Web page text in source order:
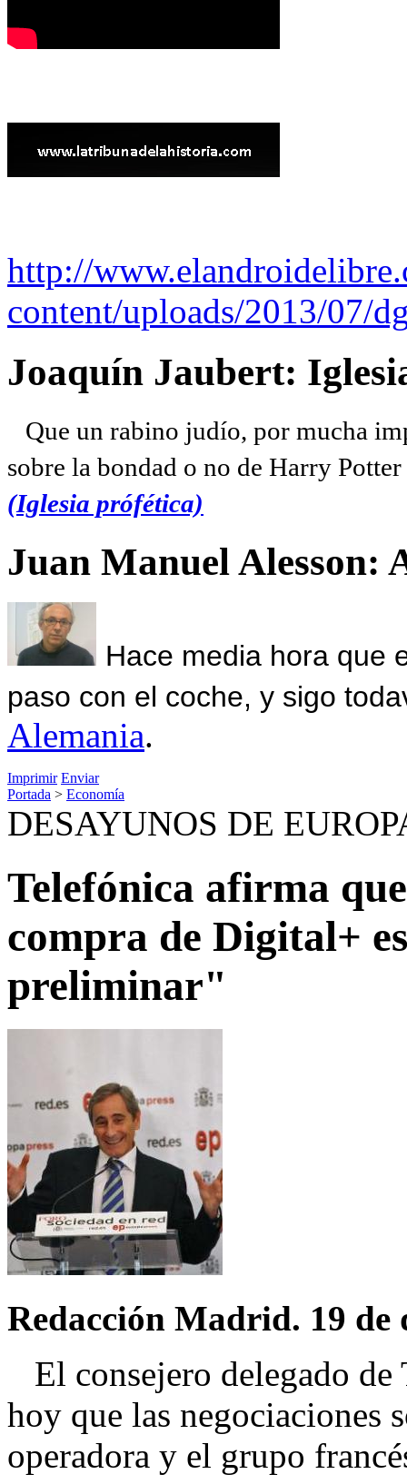
http://
content/uploads/2013/07/
Joaquín Jaubert:
Que un rabino judío, por mucha
sobre la bondad o no de Harry
(Iglesia prófética)
Juan Manuel Alesson:
Hace media hora que
paso con el coche, y sigo
Alemania.
Imprimir Enviar
Portada > Economía
DESAYUNOS DE
Telefónica afirma
compra de Digital+
preliminar"
Redacción Madrid. 19
El consejero delegado
hoy que las negociaciones
operadora y el grupo